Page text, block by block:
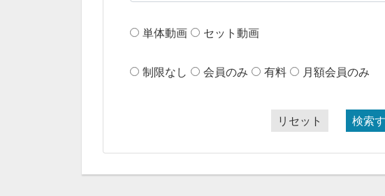
単体動画 セット動画
制限なし 会員のみ 有料 月額会員のみ
リセット 検索